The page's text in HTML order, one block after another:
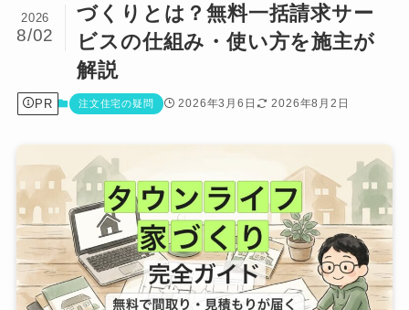
づくりとは？無料一括請求サー
ビスの仕組み・使い方を施主が
解説
2026
8/02
PR 注文住宅の疑問 2026年3月6日 2026年8月2日